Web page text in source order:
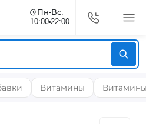
Пн-Вс:
10:00 22:00
Витамины